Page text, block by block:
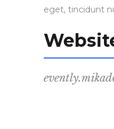
eget, tincidunt